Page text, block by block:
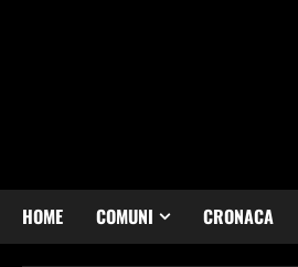
HOME COMUNI CRONACA